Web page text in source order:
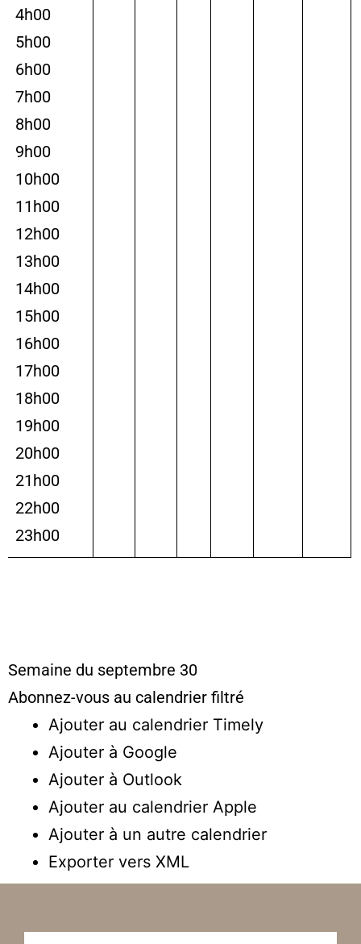
4h00
5h00
6h00
7h00
8h00
9h00
10h00
11h00
12h00
13h00
14h00
15h00
16h00
17h00
18h00
19h00
20h00
21h00
22h00
23h00
Semaine du septembre 30
Abonnez-vous au calendrier filtré
Ajouter au calendrier Timely
Ajouter à Google
Ajouter à Outlook
Ajouter au calendrier Apple
Ajouter à un autre calendrier
Exporter vers XML